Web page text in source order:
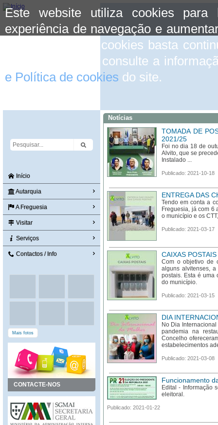
Este website utiliza cookies para
experiência de navegação e
aceitar o uso de cookies basta
mais informação consulte a
e Política de cookies do site.
Início
Autarquia
A Freguesia
Visitar
Serviços
Contactos / Info
Mais fotos
CONTACTE-NOS
Notícias
TOMADA DE
2021/25
Foi no dia 18 de
Alvito, que se
Instalado ...
Publicado: 2021-10-18
ENTREGA DAS
Tendo em conta a
Freguesia, já com 6
o município e os
Publicado: 2021-03-17
CAIXAS POSTAIS
Com o objetivo de
alguns alvitenses,
postais. Esta é uma
do município.
Publicado: 2021-03-15
DIA
No Dia
pandemia na
Concelho
estabelecimentos
Publicado: 2021-03-08
Funcionamento
Edital - Informação
eleitoral.
Publicado: 2021-01-22